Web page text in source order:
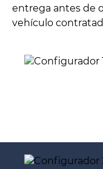
entrega antes de
vehículo